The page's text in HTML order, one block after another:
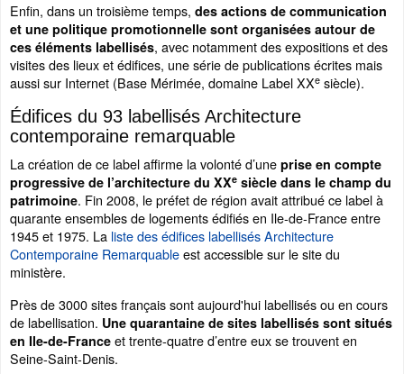
Enfin, dans un troisième temps, des actions de communication
et une politique promotionnelle sont organisées autour de
ces éléments labellisés, avec notamment des expositions et des
visites des lieux et édifices, une série de publications écrites mais
aussi sur Internet (Base Mérimée, domaine Label XXe siècle).
Édifices du 93 labellisés Architecture
contemporaine remarquable
La création de ce label affirme la volonté d’une prise en compte
progressive de l’architecture du XXe siècle dans le champ du
patrimoine. Fin 2008, le préfet de région avait attribué ce label à
quarante ensembles de logements édifiés en Ile-de-France entre
1945 et 1975. La liste des édifices labellisés Architecture
Contemporaine Remarquableest accessible sur le site du
ministère.
Près de 3000 sites français sont aujourd'hui labellisés ou en cours
de labellisation. Une quarantaine de sites labellisés sont situés
en Ile-de-France et trente-quatre d’entre eux se trouvent en
Seine-Saint-Denis.